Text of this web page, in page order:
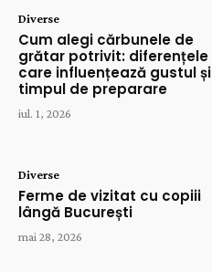
Diverse
Cum alegi cărbunele de
grătar potrivit: diferențele
care influențează gustul și
timpul de preparare
iul. 1, 2026
Diverse
Ferme de vizitat cu copiii
lângă București
mai 28, 2026